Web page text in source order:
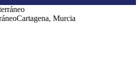
Cartagena, Murcia